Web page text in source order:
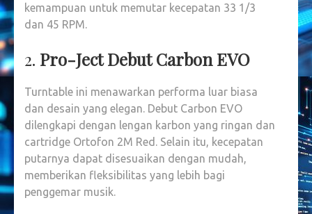
kemampuan untuk memutar kecepatan 33 1/3
dan 45 RPM.
2. Pro-Ject Debut Carbon EVO
Turntable ini menawarkan performa luar biasa
dan desain yang elegan. Debut Carbon EVO
dilengkapi dengan lengan karbon yang ringan dan
cartridge Ortofon 2M Red. Selain itu, kecepatan
putarnya dapat disesuaikan dengan mudah,
memberikan fleksibilitas yang lebih bagi
penggemar musik.